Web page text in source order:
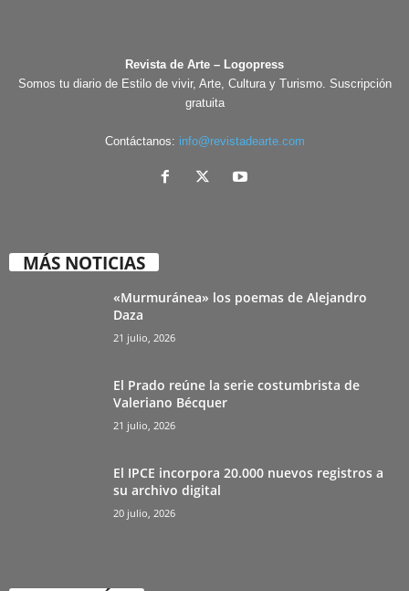
Revista de Arte – Logopress
Somos tu diario de Estilo de vivir, Arte, Cultura y Turismo. Suscripción
gratuita
Contáctanos: info@revistadearte.com
MÁS NOTICIAS
«Murmuránea» los poemas de Alejandro
Daza
21 julio, 2026
El Prado reúne la serie costumbrista de
Valeriano Bécquer
21 julio, 2026
El IPCE incorpora 20.000 nuevos registros a
su archivo digital
20 julio, 2026